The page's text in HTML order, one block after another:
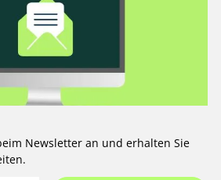
Newsletter an und erhalten Sie